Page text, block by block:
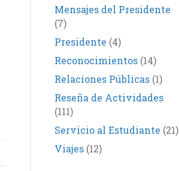
Mensajes del Presidente
(7)
Presidente (4)
Reconocimientos(14)
Relaciones Públicas(1)
Reseña de Actividades
(111)
Servicio al Estudiante (21)
Viajes(12)